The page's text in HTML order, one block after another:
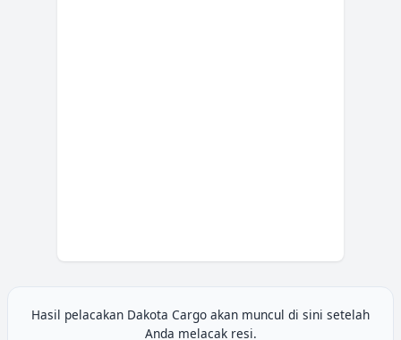
Hasil pelacakan Dakota Cargo akan muncul di sini setelah
Anda melacak resi.